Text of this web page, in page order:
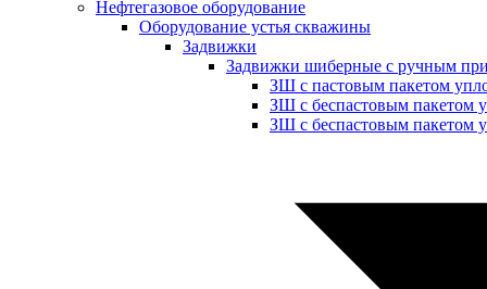
Нефтегазовое оборудование
Оборудование устья скважины
Задвижки
Задвижки шиберные с ручным
ЗШ с пастовым пакетом
ЗШ с беспастовым пакетом
ЗШ с беспастовым пакетом